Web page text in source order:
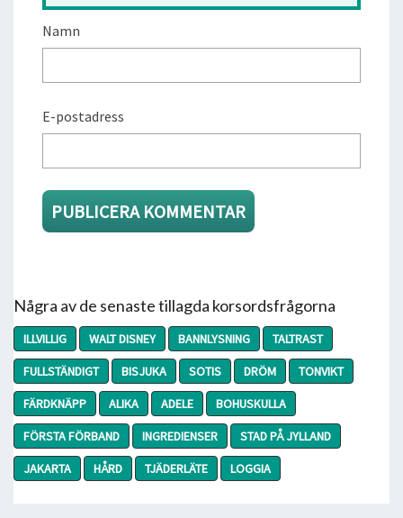
Namn
E-postadress
Några av de senaste tillagda korsordsfrågorna
ILLVILLIG WALT DISNEY BANNLYSNING
TALTRAST
FULLSTÄNDIGT
BISJUKA SOTIS DRÖM
TONVIKT
FÄRDKNÄPP
ALIKA ADELE
BOHUSKULLA
FÖRSTA FÖRBAND
INGREDIENSER
STAD PÅ JYLLAND
JAKARTA
HÅRD TJÄDERLÄTE LOGGIA